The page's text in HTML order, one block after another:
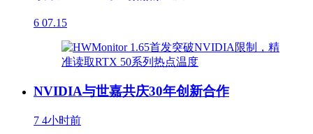
6 07.15
NVIDIA与世嘉共庆30年创新合作
7 4小时前